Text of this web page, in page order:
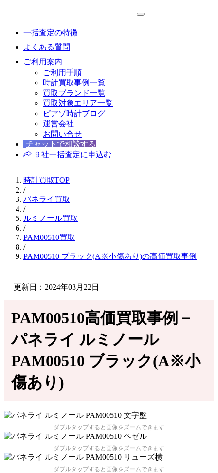
一括査定の特徴
よくある質問
ご利用案内
ご利用手順
時計買取事例一覧
買取ブランド一覧
買取対象エリア一覧
ピアゾ時計ブログ
運営会社
お問い合せ
チャットで相談する
９社一括査定に申込む
時計買取TOP
/
パネライ買取
/
ルミノール買取
/
PAM00510買取
/
PAM00510 ブラック(A※小傷あり)の高価買取事例
更新日：2024年03月22日
PAM00510高価買取事例－
パネライ ルミノール
PAM00510 ブラック(A※小
傷あり)
ダブルタップすると画像をズームできます
ダブルタップすると画像をズームできます
ダブルタップすると画像をズームできます